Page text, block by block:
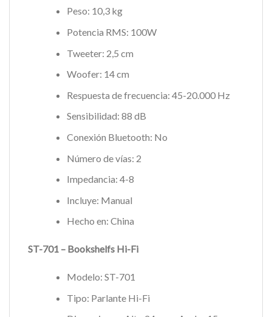
Peso: 10,3 kg
Potencia RMS: 100W
Tweeter: 2,5 cm
Woofer: 14 cm
Respuesta de frecuencia: 45-20.000 Hz
Sensibilidad: 88 dB
Conexión Bluetooth: No
Número de vías: 2
Impedancia: 4-8
Incluye: Manual
Hecho en: China
ST-701 – Bookshelfs Hi-Fi
Modelo: ST-701
Tipo: Parlante Hi-Fi